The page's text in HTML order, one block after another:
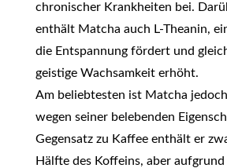
chronischer Krankheiten bei.
enthält Matcha auch L-Theanin,
die Entspannung fördert und
geistige Wachsamkeit erhöht.
Am beliebtesten ist Matcha
wegen seiner belebenden
Gegensatz zu Kaffee enthält er
Hälfte des Koffeins, aber aufgrund